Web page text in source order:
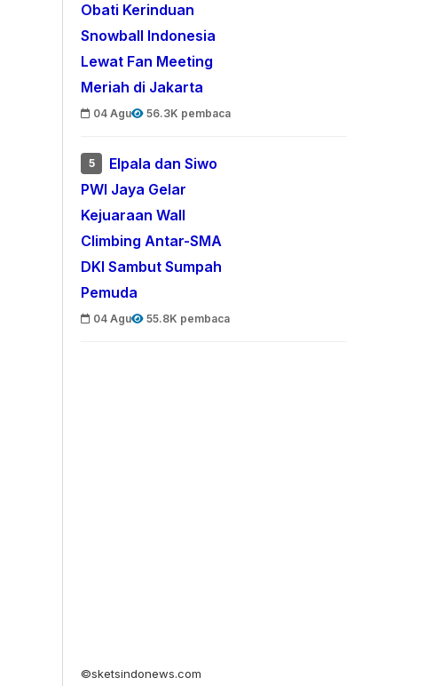
Obati Kerinduan
Snowball Indonesia
Lewat Fan Meeting
Meriah di Jakarta
04 Agu 56.3K pembaca
5
Elpala dan Siwo
PWI Jaya Gelar
Kejuaraan Wall
Climbing Antar-SMA
DKI Sambut Sumpah
Pemuda
04 Agu 55.8K pembaca
©sketsindonews.com